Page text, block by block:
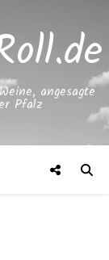
angesagte
Pfalz